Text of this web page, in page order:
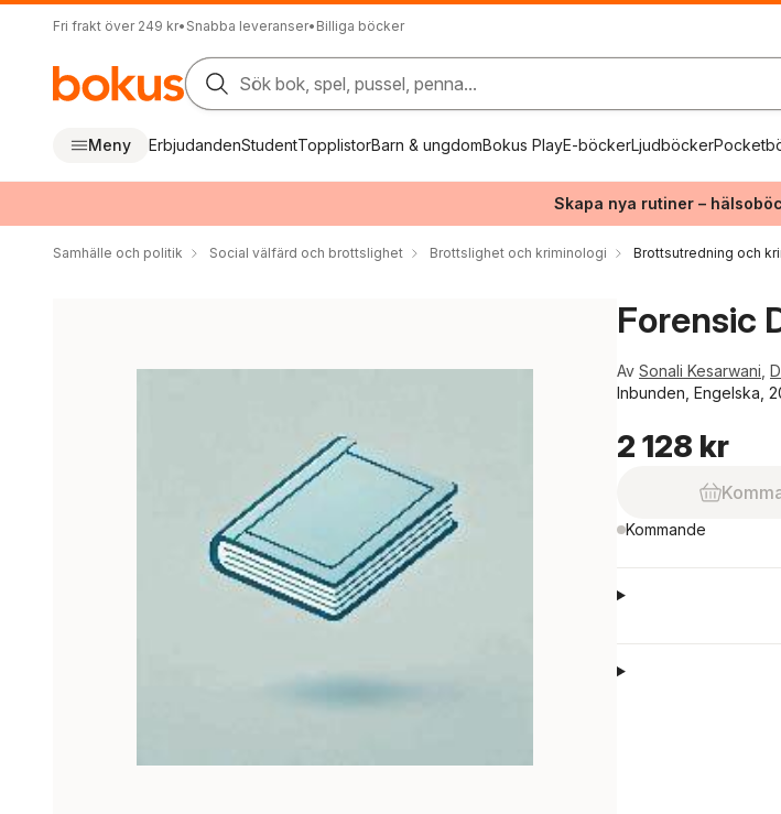
Fri frakt över 249 kr• Snabba leveranser• Billiga böcker
Sök bok, spel, pussel, penna...
Meny ErbjudandenStudentTopplistorBarn & ungdomBokus PlayE-böckerLjudböcker
Skapa nya rutiner –
Samhälle och politik Social välfärd och brottslighet Brottslighet och kriminologi Brottsutredning och
Forensic
Av Sonali Kesarwani
Inbunden, Engelska,
2 128 kr
Kommande